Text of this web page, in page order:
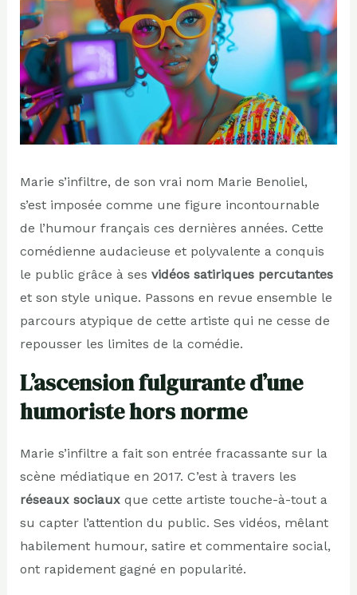
Marie s’infiltre, de son vrai nom Marie Benoliel,
s’est imposée comme une figure incontournable
de l’humour français ces dernières années. Cette
comédienne audacieuse et polyvalente a conquis
le public grâce à ses vidéos satiriques percutantes
et son style unique. Passons en revue ensemble le
parcours atypique de cette artiste qui ne cesse de
repousser les limites de la comédie.
L’ascension fulgurante d’une
humoriste hors norme
Marie s’infiltre a fait son entrée fracassante sur la
scène médiatique en 2017. C’est à travers les
réseaux sociauxque cette artiste touche-à-tout a
su capter l’attention du public. Ses vidéos, mêlant
habilement humour, satire et commentaire social,
ont rapidement gagné en popularité.